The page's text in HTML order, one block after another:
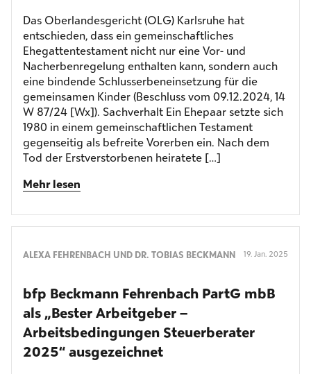
Das Oberlandesgericht (OLG) Karlsruhe hat
entschieden, dass ein gemeinschaftliches
Ehegattentestament nicht nur eine Vor- und
Nacherbenregelung enthalten kann, sondern auch
eine bindende Schlusserbeneinsetzung für die
gemeinsamen Kinder (Beschluss vom 09.12.2024, 14
W 87/24 [Wx]). Sachverhalt Ein Ehepaar setzte sich
1980 in einem gemeinschaftlichen Testament
gegenseitig als befreite Vorerben ein. Nach dem
Tod der Erstverstorbenen heiratete […]
Mehr lesen
ALEXA FEHRENBACH UND DR. TOBIAS BECKMANN 19. Jan. 2025
bfp Beckmann Fehrenbach PartG mbB
als „Bester Arbeitgeber –
Arbeitsbedingungen Steuerberater
2025“ ausgezeichnet